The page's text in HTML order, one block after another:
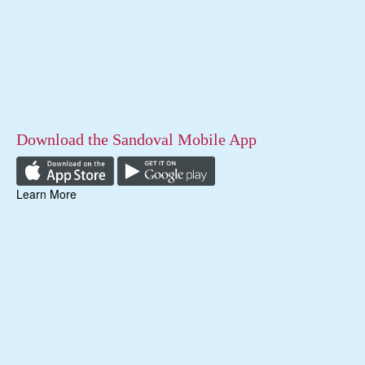
Download the Sandoval Mobile App
Learn More